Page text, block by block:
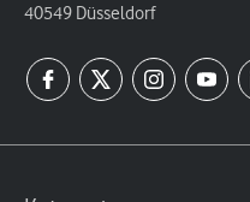
40549 Düsseldorf